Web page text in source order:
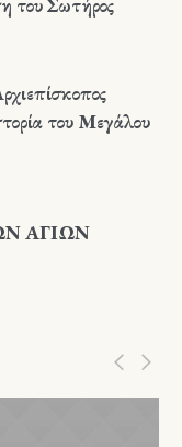
του Μεγάλου
ΑΓΙΩΝ